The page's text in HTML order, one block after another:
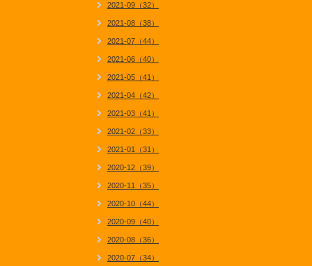
2021-09（32）
2021-08（38）
2021-07（44）
2021-06（40）
2021-05（41）
2021-04（42）
2021-03（41）
2021-02（33）
2021-01（31）
2020-12（39）
2020-11（35）
2020-10（44）
2020-09（40）
2020-08（36）
2020-07（34）